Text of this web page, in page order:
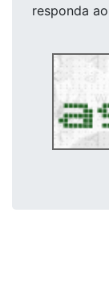
responda